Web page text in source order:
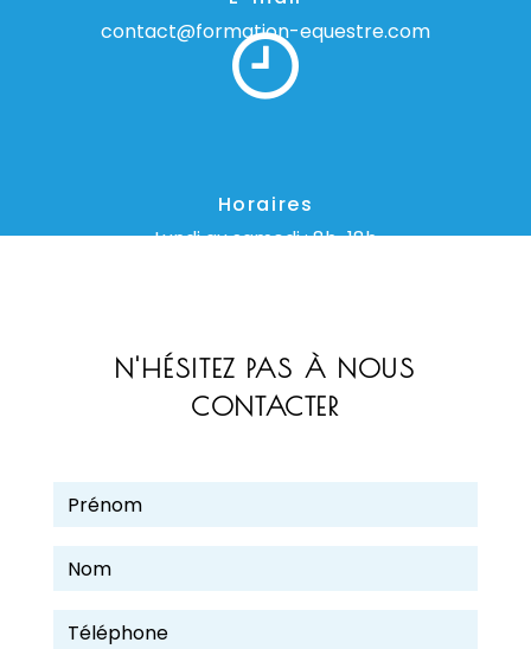
contact@formation-equestre.com
Horaires
Lundi au samedi : 8h-18h
N'HÉSITEZ PAS À NOUS
CONTACTER